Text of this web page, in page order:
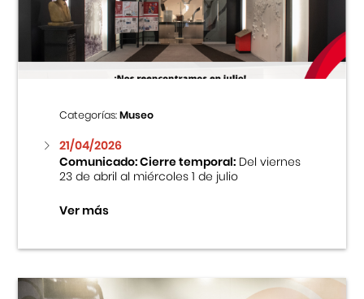
Centro Cultural Peruano Japonés
Museo de la Inmigración Japonesa
Fondo Editorial
Teatro Peruano Japonés
Categorías:Museo
21/04/2026
Comunicado: Cierre temporal:Del viernes
23 de abril al miércoles 1 de julio
Ver más